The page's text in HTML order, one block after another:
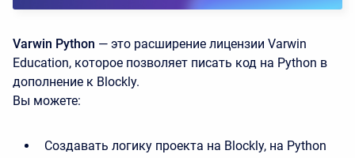
Varwin Python — это расширение лицензии Varwin
Education, которое позволяет писать код на Python в
дополнение к Blockly.
Вы можете:
Создавать логику проекта на Blockly, на Python